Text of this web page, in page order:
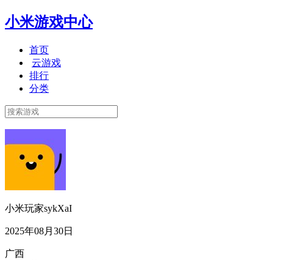
小米游戏中心
首页
云游戏
排行
分类
小米玩家sykXaI
2025年08月30日
广西